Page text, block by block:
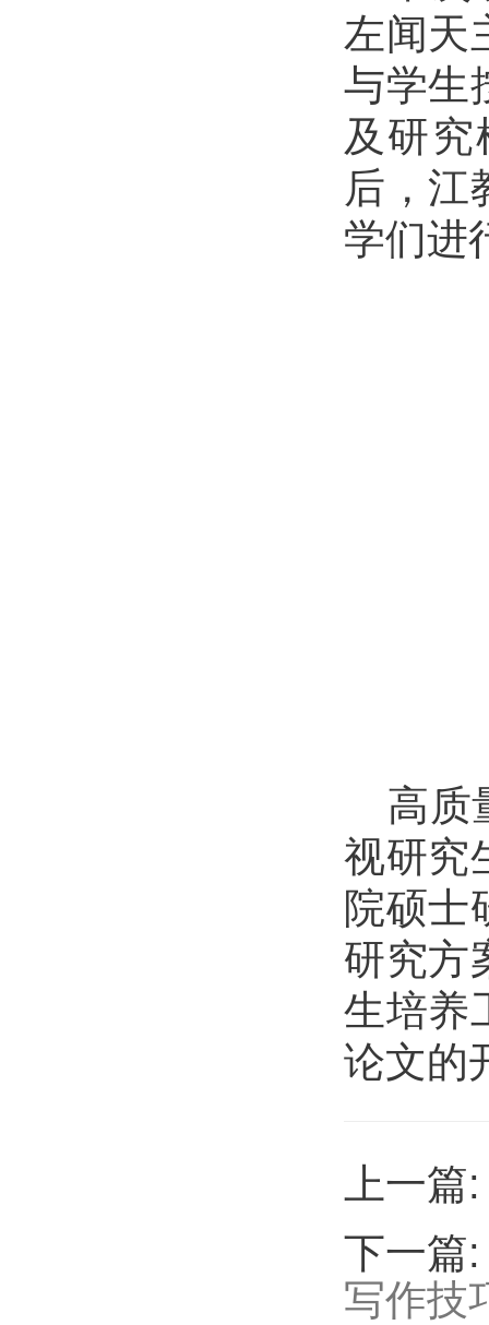
左闻天
与学生
及研
后，江
学们进
高质
视研究
院硕士
研究方
生培养
论文的
上一
下一篇
写作技